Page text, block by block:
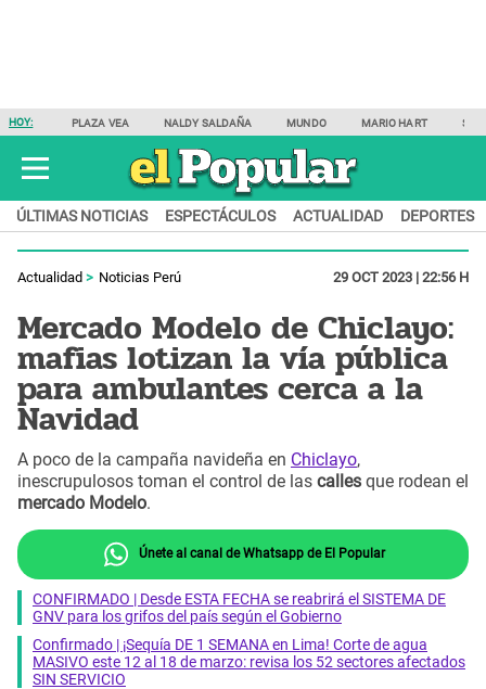
HOY: PLAZA VEA NALDY SALDAÑA MUNDO MARIO HART
ÚLTIMAS NOTICIAS ESPECTÁCULOS ACTUALIDAD DEPORTES
Actualidad Noticias Perú 29 OCT 2023 | 22:56 H
Mercado Modelo de Chiclayo:
mafias lotizan la vía pública
para ambulantes cerca a la
Navidad
A poco de la campaña navideña en Chiclayo,
inescrupulosos toman el control de las calles que rodean el
mercado Modelo.
Únete al canal de Whatsapp de El Popular
CONFIRMADO | Desde ESTA FECHA se reabrirá el SISTEMA DE
GNV para los grifos del país según el Gobierno
Confirmado | ¡Sequía DE 1 SEMANA en Lima! Corte de agua
MASIVO este 12 al 18 de marzo: revisa los 52 sectores afectados
SIN SERVICIO